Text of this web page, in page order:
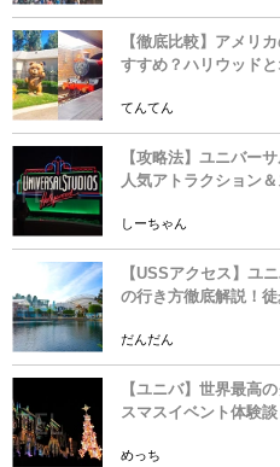
【徹底比較】アメリ
すすめ？ハリウッド
てんてん
【攻略法】ユニバー
人気アトラクション
しーちゃん
【USSアクセス】ユ
の行き方徹底解説！
だんだん
【ユニバ】世界最高
スマスイベント体験
めっち